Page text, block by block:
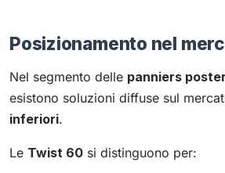
Posizionamento nel
Nel segmento delle panniers
esistono soluzioni diffuse sul
inferiori.
Le Twist 60 si distinguono per: